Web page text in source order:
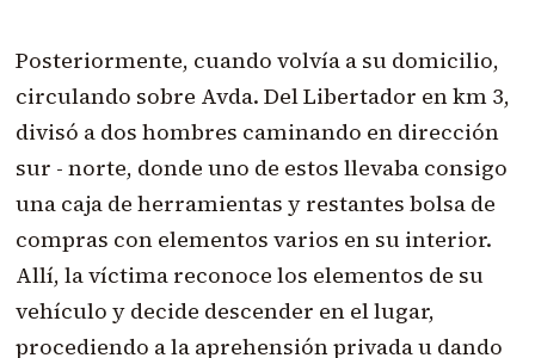
Posteriormente, cuando volvía a su domicilio,
circulando sobre Avda. Del Libertador en km 3,
divisó a dos hombres caminando en dirección
sur - norte, donde uno de estos llevaba consigo
una caja de herramientas y restantes bolsa de
compras con elementos varios en su interior.
Allí, la víctima reconoce los elementos de su
vehículo y decide descender en el lugar,
procediendo a la aprehensión privada u dando